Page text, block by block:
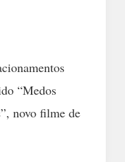
“Medos
novo filme de